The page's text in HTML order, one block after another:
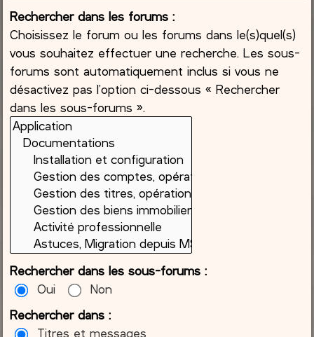
Rechercher dans les forums :
Choisissez le forum ou les forums dans le(s)quel(s)
vous souhaitez effectuer une recherche. Les sous-
forums sont automatiquement inclus si vous ne
désactivez pas l’option ci-dessous « Rechercher
dans les sous-forums ».
Rechercher dans les sous-forums :
Oui
Non
Rechercher dans :
Titres et messages